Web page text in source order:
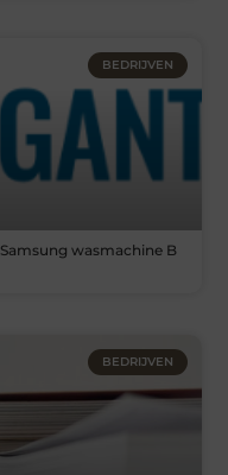
BEDRIJVEN
wasmachine B
BEDRIJVEN